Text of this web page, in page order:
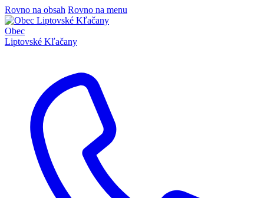
Rovno na obsah Rovno na menu
Obec
Liptovské Kľačany